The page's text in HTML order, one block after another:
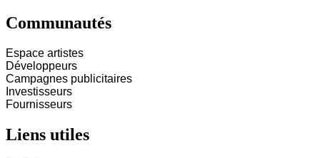
Communautés
Espace artistes
Développeurs
Campagnes publicitaires
Investisseurs
Fournisseurs
Liens utiles